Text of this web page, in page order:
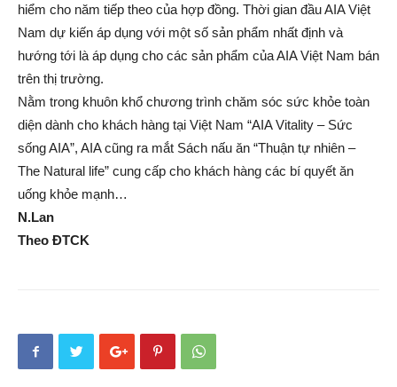
hiểm cho năm tiếp theo của hợp đồng. Thời gian đầu AIA Việt
Nam dự kiến áp dụng với một số sản phẩm nhất định và
hướng tới là áp dụng cho các sản phẩm của AIA Việt Nam bán
trên thị trường.
Nằm trong khuôn khổ chương trình chăm sóc sức khỏe toàn
diện dành cho khách hàng tại Việt Nam “AIA Vitality – Sức
sống AIA”, AIA cũng ra mắt Sách nấu ăn “Thuận tự nhiên –
The Natural life” cung cấp cho khách hàng các bí quyết ăn
uống khỏe mạnh…
N.Lan
Theo ĐTCK